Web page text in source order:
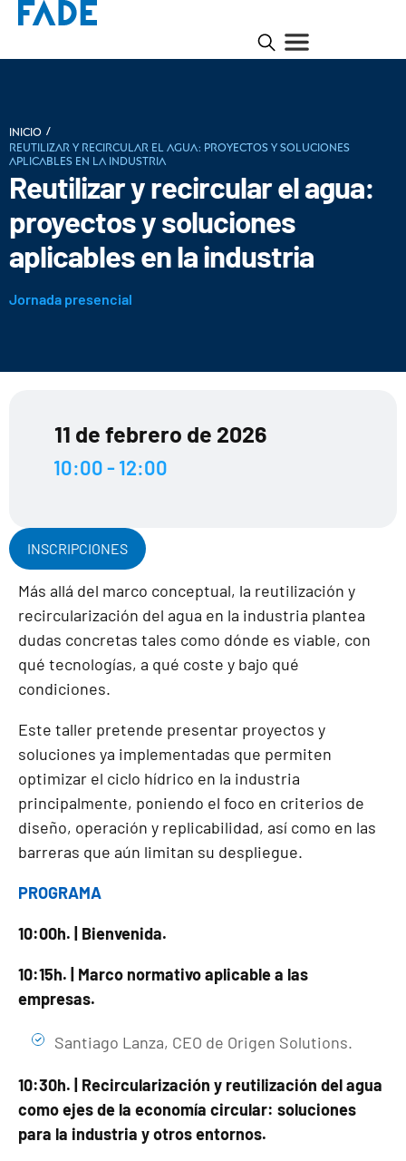
INICIO /
Reutilizar y recircular el agua: proyectos y soluciones
aplicables en la industria
Reutilizar y recircular el agua:
proyectos y soluciones
aplicables en la industria
Jornada presencial
11 de febrero de 2026
10:00 - 12:00
Más allá del marco conceptual, la reutilización y
recircularización del agua en la industria plantea
dudas concretas tales como dónde es viable, con
qué tecnologías, a qué coste y bajo qué
condiciones.
Este taller pretende presentar proyectos y
soluciones ya implementadas que permiten
optimizar el ciclo hídrico en la industria
principalmente, poniendo el foco en criterios de
diseño, operación y replicabilidad, así como en las
barreras que aún limitan su despliegue.
PROGRAMA
10:00h. | Bienvenida.
10:15h. | Marco normativo aplicable a las
empresas.
Santiago Lanza, CEO de Origen Solutions.
10:30h. |
Recircularización y reutilización del agua
como ejes de la economía circular: soluciones
para la industria y otros entornos.
INSCRIPCIONES